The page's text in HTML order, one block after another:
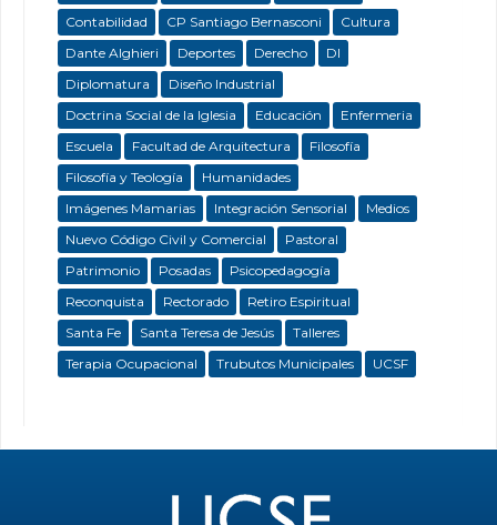
Contabilidad
CP Santiago Bernasconi
Cultura
Dante Alghieri
Deportes Derecho
DI
Diplomatura
Diseño Industrial
Doctrina Social de la Iglesia
Educación
Enfermeria
Escuela
Facultad de Arquitectura
Filosofía
Filosofía y Teología
Humanidades
Imágenes Mamarias
Integración Sensorial
Medios
Nuevo Código Civil y Comercial
Pastoral
Patrimonio
Posadas
Psicopedagogía
Reconquista
Rectorado
Retiro Espiritual
Santa Fe
Santa Teresa de Jesús
Talleres
Terapia Ocupacional
Trubutos Municipales UCSF